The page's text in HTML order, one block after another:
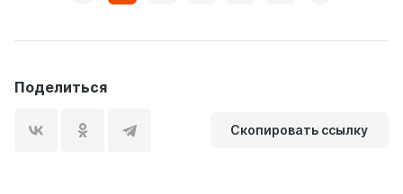
Поделиться
Скопировать ссылку